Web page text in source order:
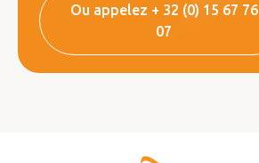
Ou appelez + 32 (0) 15 67 76
07